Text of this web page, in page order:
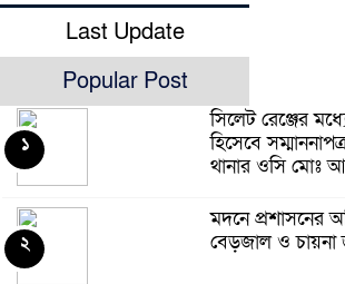
Last Update
Popular Post
সিলেট রেঞ্জের
হিসেবে
থানার ওসি মোঃ
১
মদনে প্রশাসনের
বেড়জাল ও চায়না
২